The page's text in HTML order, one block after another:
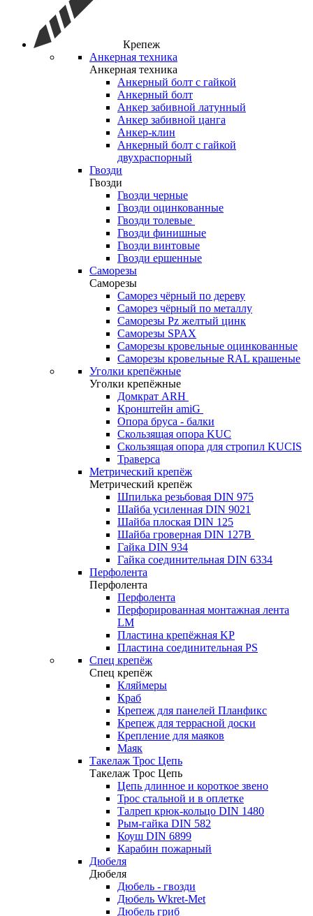
Крепеж
Анкерная техника
Анкерная техника
Анкерный болт с гайкой
Анкерный болт
Анкер забивной латунный
Анкер забивной цанга
Анкер-клин
Анкерный болт с гайкой
двухраспорный
Гвозди
Гвозди
Гвозди черные
Гвозди оцинкованные
Гвозди толевые
Гвозди финишные
Гвозди винтовые
Гвозди ершенные
Саморезы
Саморезы
Саморез чёрный по дереву
Саморез чёрный по металлу
Саморезы Pz желтый цинк
Саморезы SPAX
Саморезы кровельные оцинкованные
Саморезы кровельные RAL крашеные
Уголки крепёжные
Уголки крепёжные
Домкрат ARH
Кронштейн amiG
Опора бруса - балки
Скользящая опора KUC
Скользящая опора для стропил KUCIS
Траверса
Метрический крепёж
Метрический крепёж
Шпилька резьбовая DIN 975
Шайба усиленная DIN 9021
Шайба плоская DIN 125
Шайба гроверная DIN 127B
Гайка DIN 934
Гайка соединительная DIN 6334
Перфолента
Перфолента
Перфолента
Перфорированная монтажная лента
LM
Пластина крепёжная KP
Пластина соединительная PS
Спец крепёж
Спец крепёж
Кляймеры
Краб
Крепеж для панелей Планфикс
Крепеж для террасной доски
Крепление для маяков
Маяк
Такелаж Трос Цепь
Такелаж Трос Цепь
Цепь длинное и короткое звено
Трос стальной и в оплетке
Талреп крюк-кольцо DIN 1480
Рым-гайка DIN 582
Коуш DIN 6899
Карабин пожарный
Дюбеля
Дюбеля
Дюбель - гвозди
Дюбель Wkret-Met
Дюбель гриб